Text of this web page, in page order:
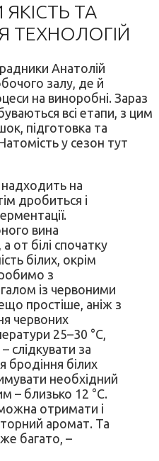
ТА
ТЕХНОЛОГІЙ
Анатолій
залу, де й
на виноробні. Зараз
всі етапи, з цим
підготовка та
у сезон тут
на
дробиться і
вина
от білі спочатку
білих, окрім
з
із червоними
простіше, аніж з
червоних
25–30 °С,
слідкувати за
бродіння білих
необхідний
– близько 12 °С.
отримати і
аромат. Та
багато, –